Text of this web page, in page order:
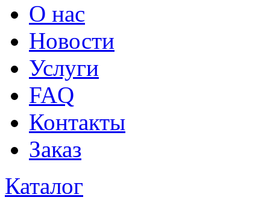
О нас
Новости
Услуги
FAQ
Контакты
Заказ
Каталог